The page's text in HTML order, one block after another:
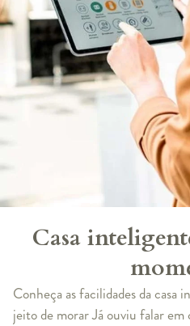
Casa
Conheça as facilidades da
jeito de morar Já ouviu falar em casa inteligente? Não? Então